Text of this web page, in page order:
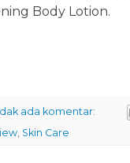
Body Lotion.
ada komentar:
, Skin Care